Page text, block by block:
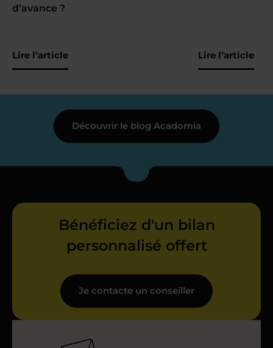
d’avance ?
Lire l’article Lire l’article
Découvrir le blog Acadomia
Bénéficiez d'un bilan
personnalisé offert
Je contacte un conseiller